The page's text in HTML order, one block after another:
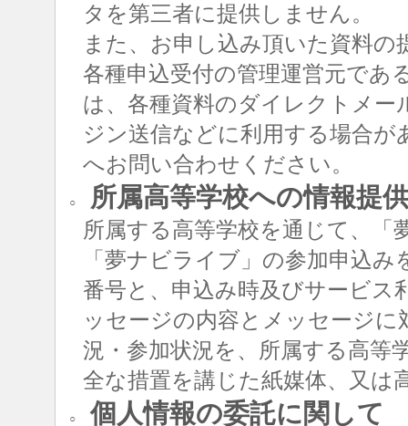
タを第三者に提供しません。
また、お申し込み頂いた資料
各種申込受付の管理運営元であ
は、各種資料のダイレクトメー
ジン送信などに利用する場合
へお問い合わせください。
○ 所属高等学校への情報提
所属する高等学校を通じて、「
「夢ナビライブ」の参加申込
番号と、申込み時及びサービス
ッセージの内容とメッセージ
況・参加状況を、所属する高等
全な措置を講じた紙媒体、又は
○ 個人情報の委託に関して